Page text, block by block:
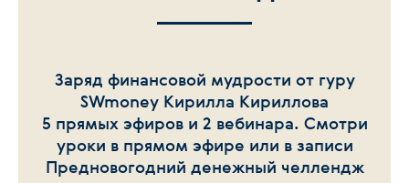
Заряд финансовой мудрости от гуру
SWmoney Кирилла Кириллова
5 прямых эфиров и 2 вебинара. Смотри
уроки в прямом эфире или в записи
Предновогодний денежный челлендж